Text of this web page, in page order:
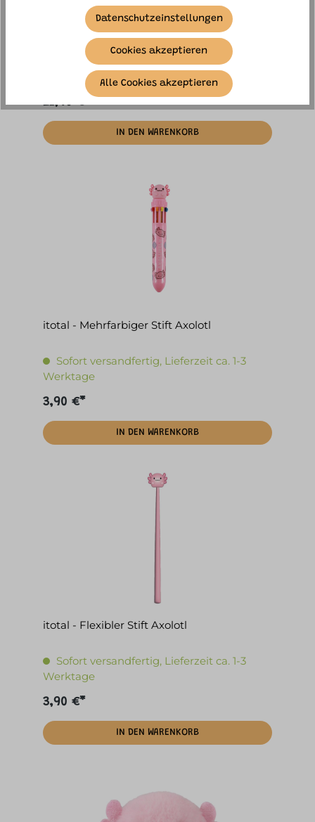
itotal - Sparschwein Axolotl
Sofort versandfertig, Lieferzeit ca. 1-3
Werktage
21,90 €*
IN DEN WARENKORB
itotal - Mehrfarbiger Stift Axolotl
Sofort versandfertig, Lieferzeit ca. 1-3
Werktage
3,90 €*
IN DEN WARENKORB
itotal - Flexibler Stift Axolotl
Sofort versandfertig, Lieferzeit ca. 1-3
Werktage
3,90 €*
IN DEN WARENKORB
Datenschutzeinstellungen
Cookies akzeptieren
Alle Cookies akzeptieren